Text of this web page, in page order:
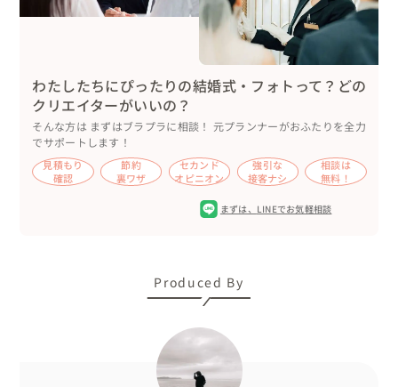
わたしたちにぴったりの結婚式・フォトって？どの
クリエイターがいいの？
そんな方は まずはブラプラに相談！ 元プランナーがおふたりを全力
でサポートします！
見積もり
確認
節約
裏ワザ
セカンド
オピニオン
強引な
接客ナシ
相談は
無料！
まずは、 LINEでお気軽相談
Produced By